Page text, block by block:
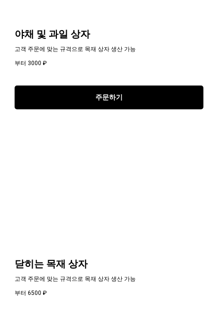
야채 및 과일 상자
고객 주문에 맞는 규격으로 목재 상자 생산 가능
부터 3000 ₽
주문하기
닫히는 목재 상자
고객 주문에 맞는 규격으로 목재 상자 생산 가능
부터 6500 ₽